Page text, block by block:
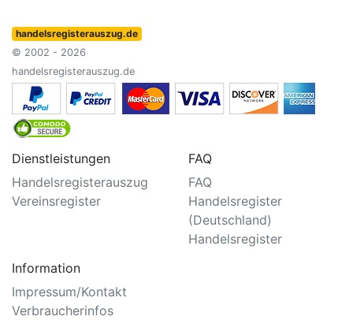
handelsregisterauszug.de
© 2002 - 2026
handelsregisterauszug.de
Dienstleistungen
Handelsregisterauszug
Vereinsregister
FAQ
FAQ
Handelsregister
(Deutschland)
Handelsregister
Information
Impressum/Kontakt
Verbraucherinfos